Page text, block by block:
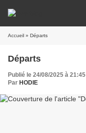
Accueil » Départs
Départs
Publié le 24/08/2025 à 21:45
Par HODIE